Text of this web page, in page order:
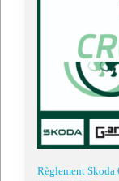
Règlement Skoda